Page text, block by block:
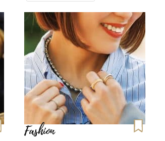
HERMES（エルメス） サングラス
ファッションスナップ ベルト
メガネ メガネコーデ
夏コーデ トレンド
Fashion
ブ」SNAP。人気アラフォー読者達
がお手本！
Beauty
【インナーケア】石井美穂さんが
「夏のお守り」に飲む名品。手軽
なのに、肌が見違える！
Beauty
目元の「深いたるみ＆くぼみ」に
手応え！プロが選ぶ、話題の名品
〈５選〉